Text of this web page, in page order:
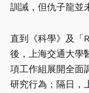
訓誡，但仇子龍並
直到《科學》及
後，上海交通大學
項工作組展開全面
研究行為；隔日，